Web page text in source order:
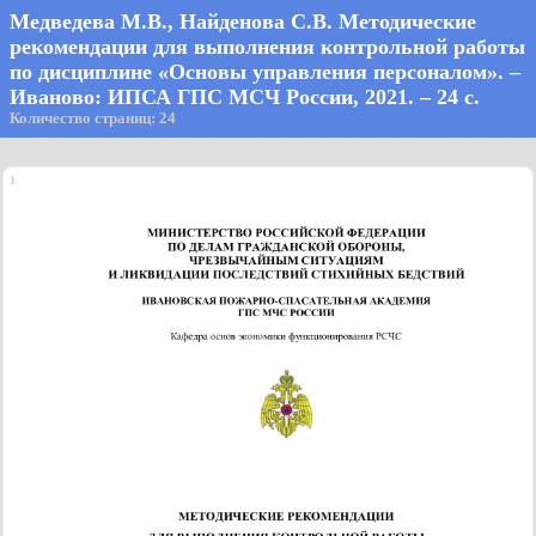
Медведева М.В., Найденова С.В. Методические
рекомендации для выполнения контрольной работы
по дисциплине «Основы управления персоналом». –
Иваново: ИПСА ГПС МСЧ России, 2021. – 24 с.
Количество страниц: 24
1